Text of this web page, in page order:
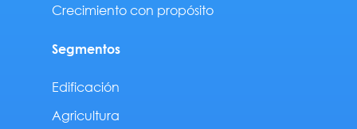
Crecimiento con propósito
Segmentos
Edificación
Agricultura